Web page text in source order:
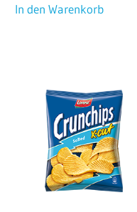
In den Warenkorb